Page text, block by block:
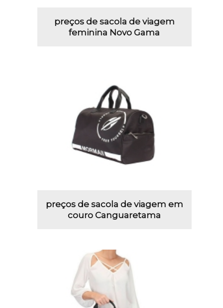
preços de sacola de viagem
feminina Novo Gama
preços de sacola de viagem em
couro Canguaretama